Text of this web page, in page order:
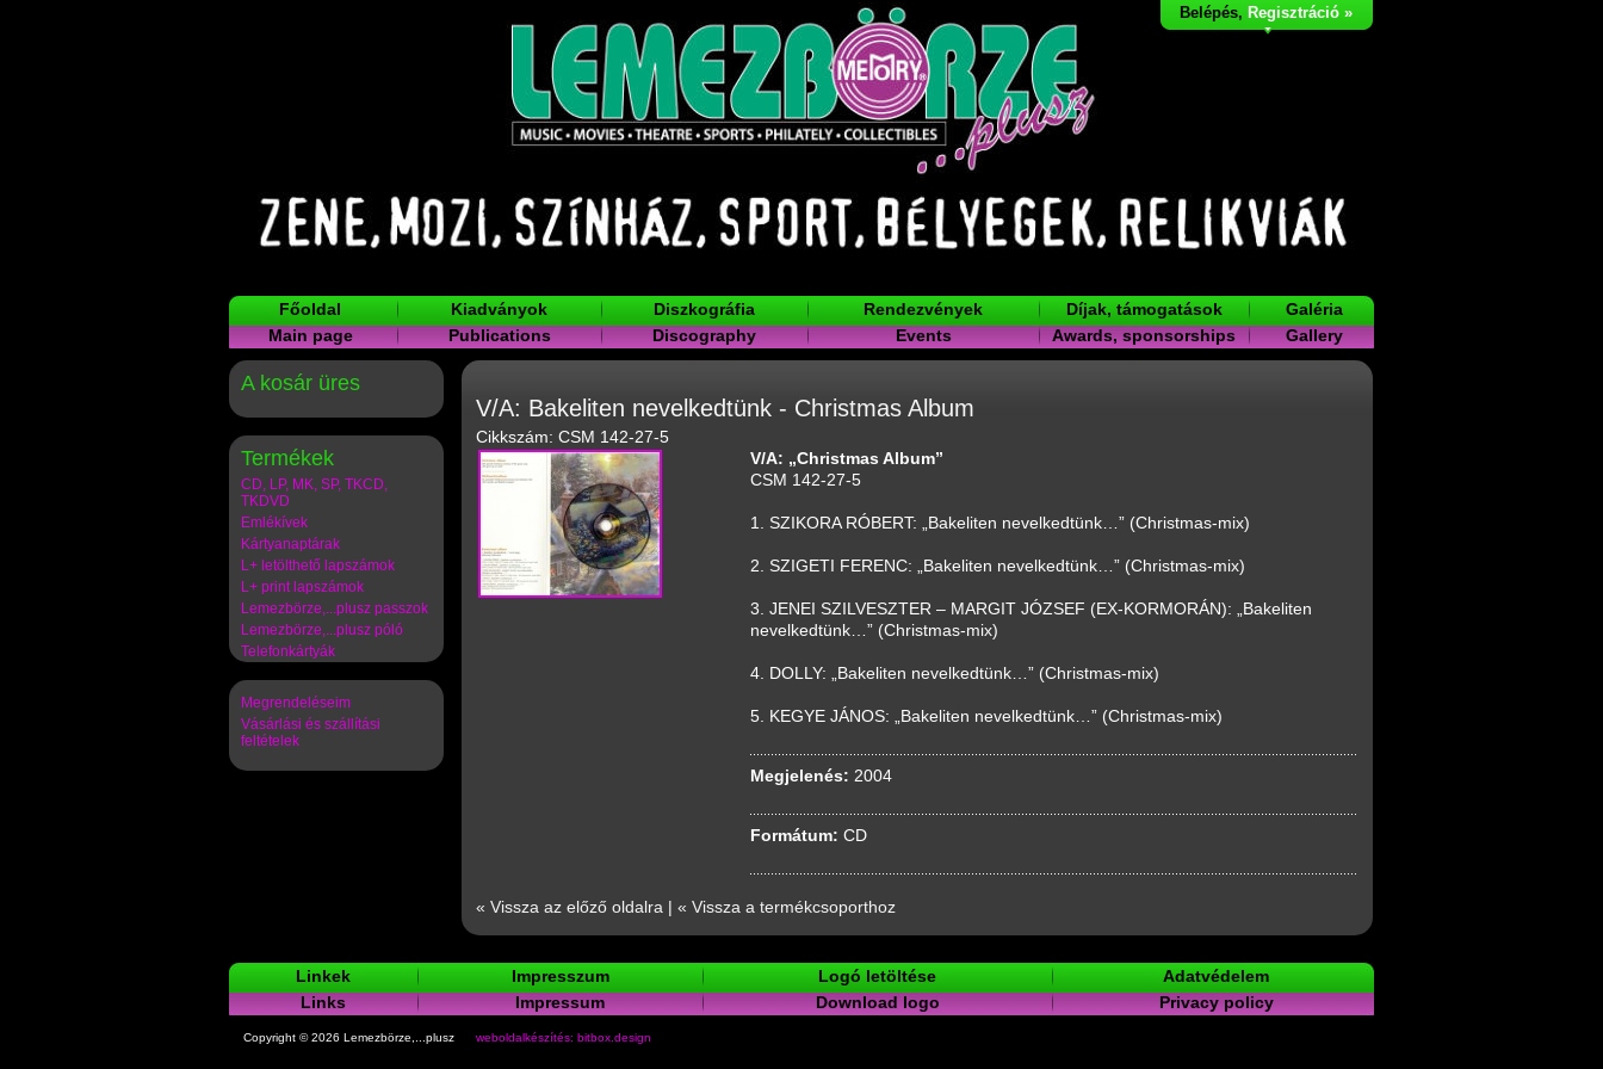
Belépés, Regisztráció »
Főoldal Kiadványok Diszkográfia Rendezvények Díjak, támogatások
Galéria
Main page
Publications Discography Events Awards, sponsorships Gallery
A kosár üres
Termékek
CD, LP, MK, SP, TKCD,
TKDVD
Emlékívek
Kártyanaptárak
L+ letölthető lapszámok
L+ print lapszámok
Lemezbörze,...plusz passzok
Lemezbörze,...plusz póló
Telefonkártyák
Megrendeléseim
Vásárlási és szállítási
feltételek
V/A: Bakeliten nevelkedtünk - Christmas Album
Cikkszám: CSM 142-27-5
V/A: „Christmas Album”
CSM 142-27-5
1. SZIKORA RÓBERT: „Bakeliten nevelkedtünk…” (Christmas-mix)
2. SZIGETI FERENC: „Bakeliten nevelkedtünk…” (Christmas-mix)
3. JENEI SZILVESZTER – MARGIT JÓZSEF (EX-KORMORÁN): „Bakeliten
nevelkedtünk…” (Christmas-mix)
4. DOLLY: „Bakeliten nevelkedtünk…” (Christmas-mix)
5. KEGYE JÁNOS: „Bakeliten nevelkedtünk…” (Christmas-mix)
Megjelenés: 2004
Formátum: CD
« Vissza az előző oldalra | « Vissza a termékcsoporthoz
Linkek Impresszum Logó letöltése
Adatvédelem
Links
Impressum Download logo Privacy policy
Copyright © 2026 Lemezbörze,...plusz weboldalkészítés: bitbox.design